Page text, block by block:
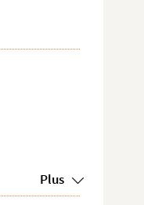
Plus